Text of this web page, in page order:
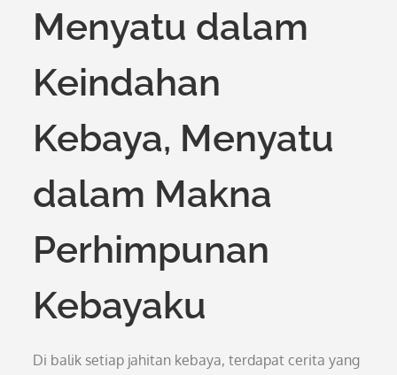
Menyatu dalam
Keindahan
Kebaya, Menyatu
dalam Makna
Perhimpunan
Kebayaku
Di balik setiap jahitan kebaya, terdapat cerita yang